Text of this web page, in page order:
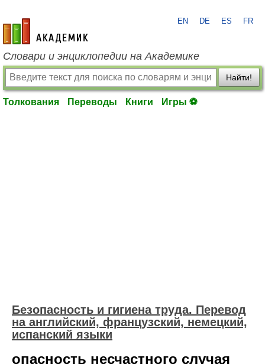
academic.ru
EN DE ES FR
Словари и энциклопедии на Академике
Найти!
Толкования Переводы Книги Игры ⚽
Безопасность и гигиена труда. Перевод
на английский, французский, немецкий,
испанский языки
опасность несчастного случая